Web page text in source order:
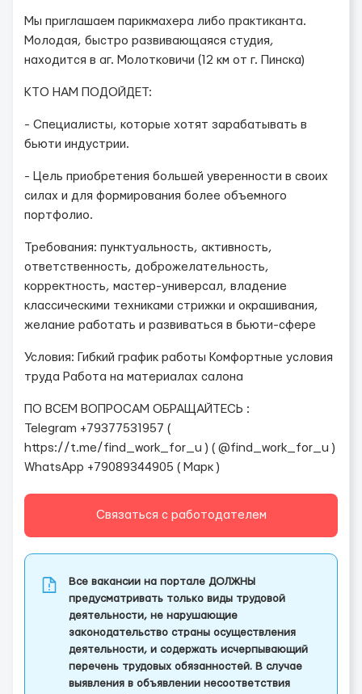
Мы приглашаем парикмахера либо практиканта.
Молодая, быстро развивающаяся студия,
находится в аг. Молотковичи (12 км от г. Пинска)
КТО НАМ ПОДОЙДЕТ:
- Специалисты, которые хотят зарабатывать в
бьюти индустрии.
- Цель приобретения большей уверенности в своих
силах и для формирования более объемного
портфолио.
Требования: пунктуальность, активность,
ответственность, доброжелательность,
корректность, мастер-универсал, владение
классическими техниками стрижки и окрашивания,
желание работать и развиваться в бьюти-сфере
Условия: Гибкий график работы Комфортные условия
труда Работа на материалах салона
ПО ВСЕМ ВОПРОСАМ ОБРАЩАЙТЕСЬ :
Telegram +79377531957 (
https://t.me/find_work_for_u ) ( @find_work_for_u )
WhatsApp +79089344905 ( Марк )
Связаться с работодателем
Все вакансии на портале ДОЛЖНЫ
предусматривать только виды трудовой
деятельности, не нарушающие
законодательство страны осуществления
деятельности, и содержать исчерпывающий
перечень трудовых обязанностей. В случае
выявления в объявлении несоответствия